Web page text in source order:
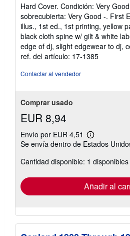
de
5
estrellas
Hard Cover. Condición: Very
sobrecubierta: Very Good -. First
illus., 1st ed., 1st printing, yellow
black cloth spine w/ gilt & white
edge of dj, slight edgewear to dj,
ref. del artículo: 17-1385
Contactar al vendedor
Comprar usado
EUR 8,94
Envío por EUR 4,51
Más
información
las
tarifas
envío
Se envía dentro de Estados
Cantidad disponible: 1 disponibles
Añadir al